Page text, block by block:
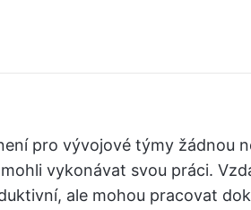
pro vývojové týmy žádnou
vykonávat svou práci.
ale mohou pracovat